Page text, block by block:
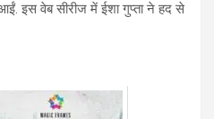
इस वेब सीरीज में ईशा गुप्ता ने हद से